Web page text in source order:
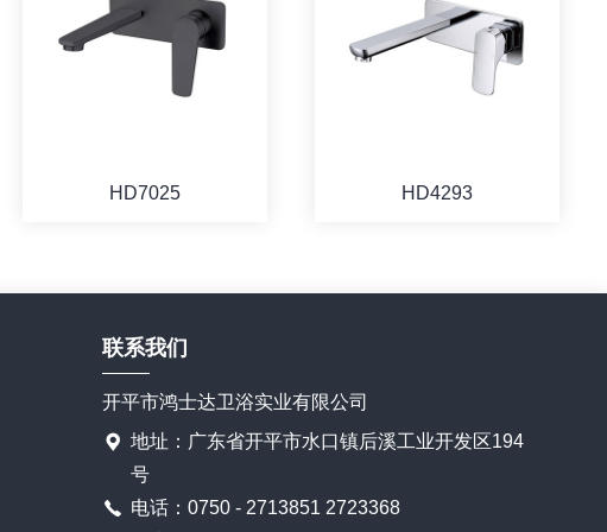
HD7025 HD4293
联系我们
开平市鸿士达卫浴实业有限公司
地址：广东省开平市水口镇后溪工业开发区194
号
电话：0750 - 2713851 2723368